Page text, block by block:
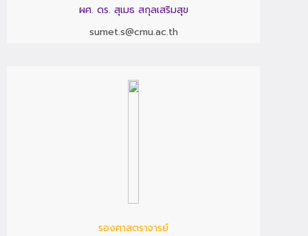
ผศ. ดร. สุเมธ สกุลเสริมสุข
sumet.s@cmu.ac.th
รองศาสตราจารย์